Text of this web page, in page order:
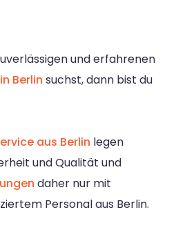
und erfahrenen
Berlin suchst, dann bist du
aus Berlin legen
und Qualität und
daher nur mit
Personal aus Berlin.